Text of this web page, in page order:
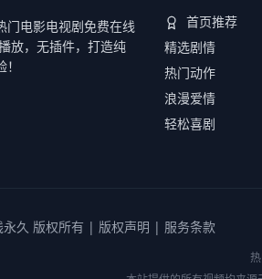
门电影电视剧免费在线
放，无插件，打造纯
首页推荐
精选剧情
热门动作
浪漫爱情
轻松喜剧
久 版权所有 | 版权声明 | 服务条款